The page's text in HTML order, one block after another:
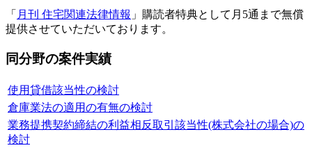
「 月刊 住宅関連法律情報 」購読者特典として月5通まで無償
提供させていただいております。
同分野の案件実績
使用貸借該当性の検討
倉庫業法の適用の有無の検討
業務提携契約締結の利益相反取引該当性(株式会社の場合)の
検討